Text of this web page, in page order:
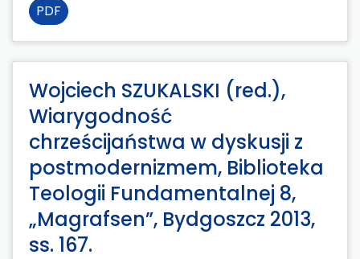
PDF
Wojciech SZUKALSKI (red.),
Wiarygodność
chrześcijaństwa w dyskusji z
postmodernizmem, Biblioteka
Teologii Fundamentalnej 8,
„Magrafsen”, Bydgoszcz 2013,
ss. 167.